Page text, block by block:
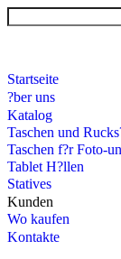
Startseite
?ber uns
Katalog
Taschen und
Taschen f?r Foto-
Tablet H?llen
Statives
Kunden
Wo kaufen
Kontakte